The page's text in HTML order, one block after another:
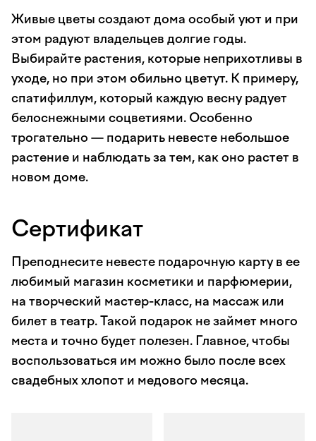
Живые цветы создают дома особый уют и при
этом радуют владельцев долгие годы.
Выбирайте растения, которые неприхотливы в
уходе, но при этом обильно цветут. К примеру,
спатифиллум, который каждую весну радует
белоснежными соцветиями. Особенно
трогательно — подарить невесте небольшое
растение и наблюдать за тем, как оно растет в
новом доме.
Сертификат
Преподнесите невесте подарочную карту в ее
любимый магазин косметики и парфюмерии,
на творческий мастер-класс, на массаж или
билет в театр. Такой подарок не займет много
места и точно будет полезен. Главное, чтобы
воспользоваться им можно было после всех
свадебных хлопот и медового месяца.